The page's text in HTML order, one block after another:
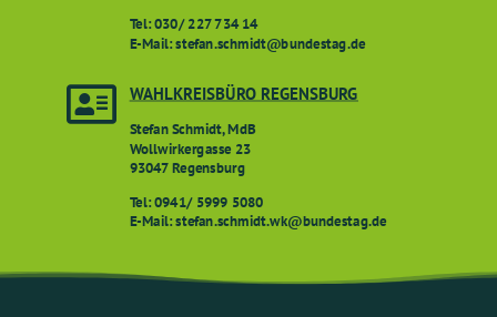
Tel: 030/ 227 734 14
E-Mail: stefan.schmidt@bundestag.de
 WAHLKREISBÜRO REGENSBURG
Stefan Schmidt, MdB
Wollwirkergasse 23
93047 Regensburg
Tel: 0941/ 5999 5080
E-Mail: stefan.schmidt.wk@bundestag.de